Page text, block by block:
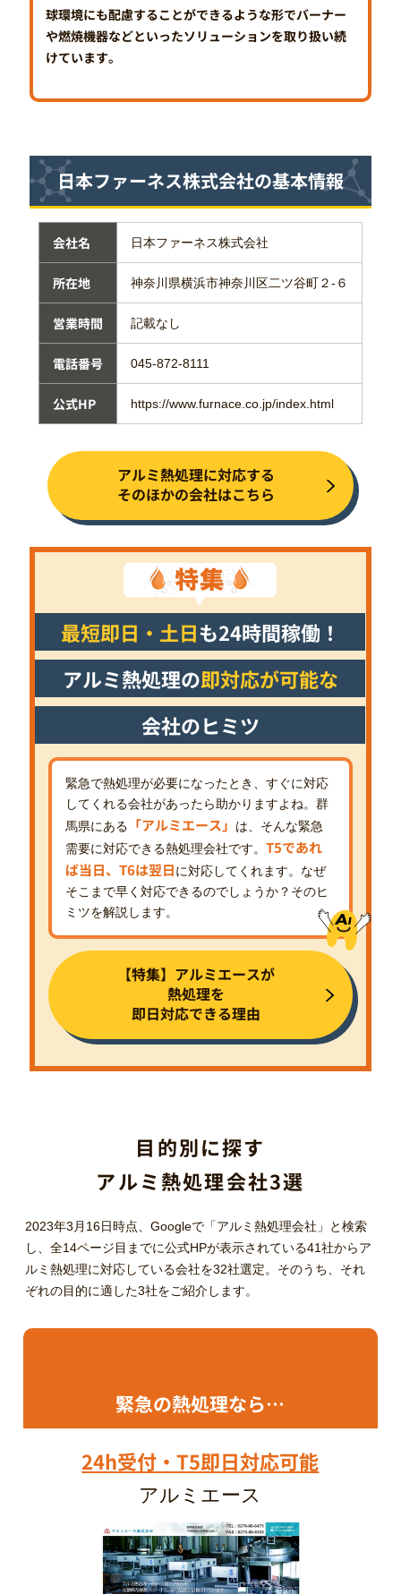
球環境にも配慮することができるような形でバーナー
や燃焼機器などといったソリューションを取り扱い続
けています。
日本ファーネス株式会社の基本情報
会社名 日本ファーネス株式会社
所在地 神奈川県横浜市神奈川区二ツ谷町２-６
営業時間 記載なし
電話番号 045-872-8111
公式HP https://www.furnace.co.jp/index.html
アルミ熱処理に対応する
そのほかの会社はこちら
最短即日・土日も24時間稼働！
アルミ熱処理の即対応が可能な
会社のヒミツ
緊急で熱処理が必要になったとき、すぐに対応
してくれる会社があったら助かりますよね。群
馬県にある
「アルミエース」
は、そんな緊急
需要に対応できる熱処理会社です。T5であれ
ば当日、T6は翌日に対応してくれます。なぜ
そこまで早く対応できるのでしょうか？そのヒ
ミツを解説します。
【特集】アルミエースが
熱処理を
即日対応できる理由
目的別に探す
アルミ熱処理会社3選
2023年3月16日時点、Googleで「アルミ熱処理会社」と検索
し、全14ページ目までに公式HPが表示されている41社からア
ルミ熱処理に対応している会社を32社選定。そのうち、それ
ぞれの目的に適した3社をご紹介します。
緊急の熱処理なら…
24h受付・T5即日対応可能
アルミエース